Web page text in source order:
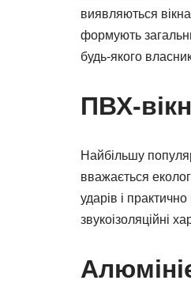
виявляються
формують
будь-якого
ПВХ-
Найбільшу
вважається
ударів і
звукоізоляційні